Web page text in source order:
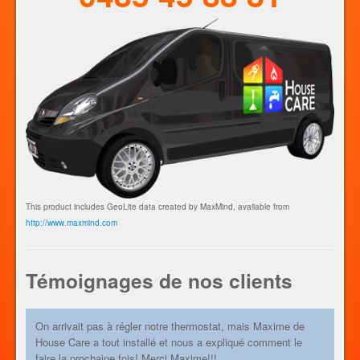
contacter au 0493 60 80 70.
This product includes GeoLite data created by MaxMind, available from
http://www.maxmind.com
Témoignages de nos clients
On arrivait pas à régler notre thermostat, mais Maxime de
House Care a tout installé et nous a expliqué comment le